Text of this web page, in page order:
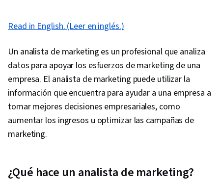
Read in English. (Leer en inglés.)
Un analista de marketing es un profesional que analiza
datos para apoyar los esfuerzos de marketing de una
empresa. El analista de marketing puede utilizar la
información que encuentra para ayudar a una empresa a
tomar mejores decisiones empresariales, como
aumentar los ingresos u optimizar las campañas de
marketing.
¿Qué hace un analista de marketing?